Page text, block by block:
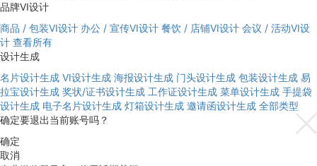
品牌VI设计
商品 / 包装VI设计 办公 / 宣传VI设计 餐饮 / 店铺VI设计 会议 / 活动VI设
计 查看所有
设计生成
名片设计生成 VI设计生成 海报设计生成 门头设计生成 包装设计生成 易
拉宝设计生成 奖状/证书设计生成 工作证设计生成 菜单设计生成 手提袋
设计生成 电子名片设计生成 灯箱设计生成 邀请函设计生成 全部类型
确定要退出当前账号吗？
确定
取消